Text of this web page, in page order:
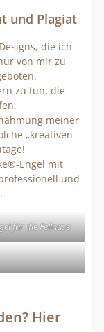
und Plagiat
die ich
von mir zu
zu tun, die
meiner
„kreativen
Engel mit
und
für die Fellnase
Hier